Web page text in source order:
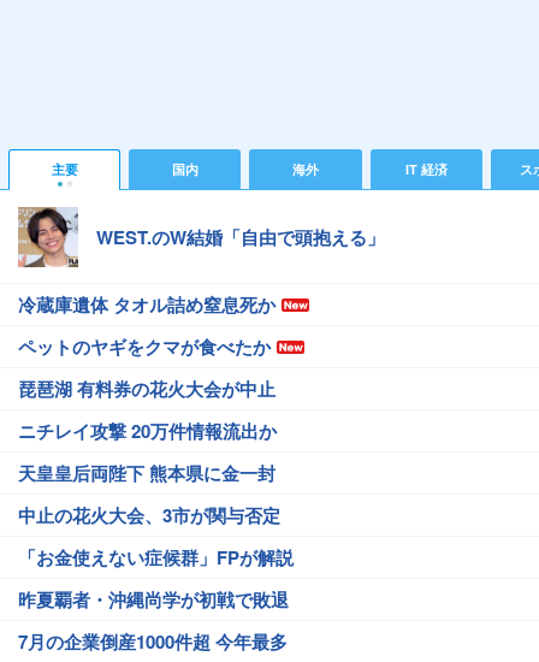
主要 国内 海外 IT 経済 ス
WEST.のW結婚「自由で頭抱える」
冷蔵庫遺体 タオル詰め窒息死か
ペットのヤギをクマが食べたか
琵琶湖 有料券の花火大会が中止
ニチレイ攻撃 20万件情報流出か
天皇皇后両陛下 熊本県に金一封
中止の花火大会、3市が関与否定
「お金使えない症候群」FPが解説
昨夏覇者・沖縄尚学が初戦で敗退
7月の企業倒産1000件超 今年最多